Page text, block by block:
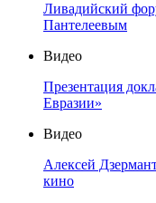
Ливадийский
Пантелеевым
Видео
Презентация
Евразии»
Видео
Алексей
кино